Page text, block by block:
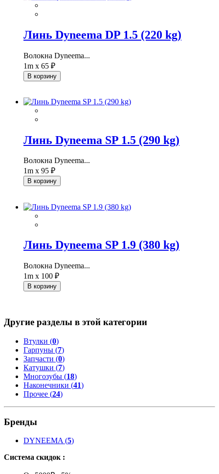
Линь Dyneema DP 1.5 (220 kg)
Волокна Dyneema...
1m x 65 ₽
В корзину
Линь Dyneema SP 1.5 (290 kg)
Волокна Dyneema...
1m x 95 ₽
В корзину
Линь Dyneema SP 1.9 (380 kg)
Волокна Dyneema...
1m x 100 ₽
В корзину
Другие разделы в этой категории
Втулки (0)
Гарпуны (7)
Запчасти (0)
Катушки (7)
Многозубы (18)
Наконечники (41)
Прочее (24)
Бренды
DYNEEMA (5)
Система скидок :